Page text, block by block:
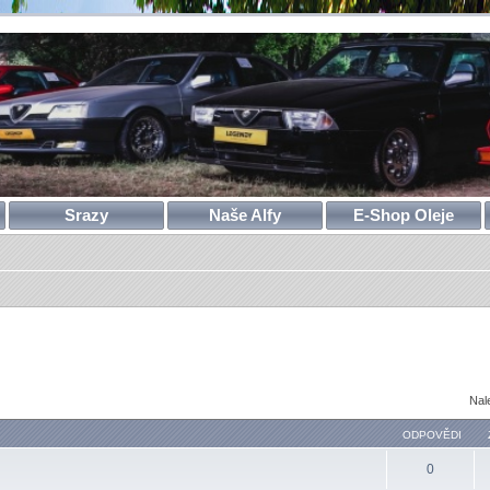
Srazy Naše Alfy E-Shop Oleje
ODPOVĚDI
0